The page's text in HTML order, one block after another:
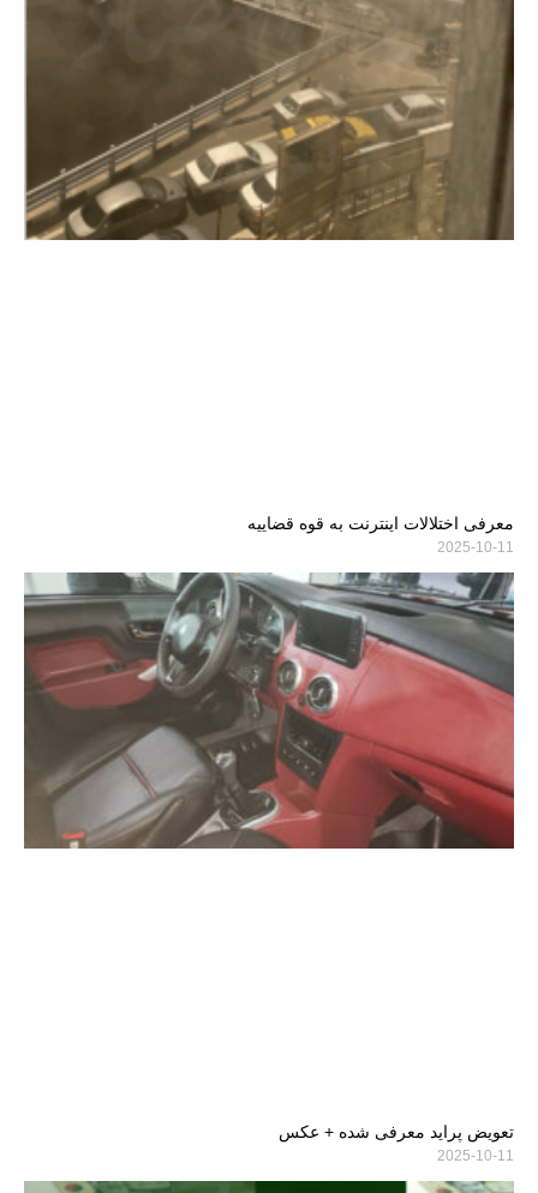
معرفی اختلالات اینترنت به قوه قضاییه
2025-10-11
تعویض پراید معرفی شده + عکس
2025-10-11